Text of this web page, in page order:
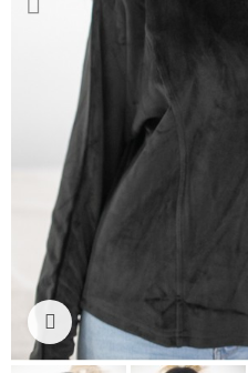
Ampliar